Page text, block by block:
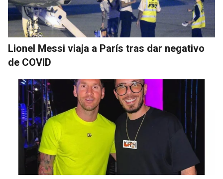
Lionel Messi viaja a París tras dar negativo
de COVID